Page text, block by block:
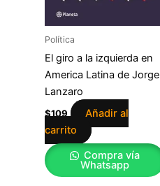
Política
El giro a la izquierda en
America Latina de Jorge
Lanzaro
$109
Añadir al
carrito
Compra vía
Whatsapp